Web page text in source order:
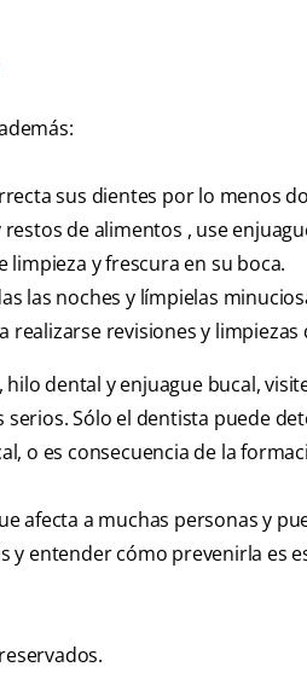
sus dientes por lo menos
de alimentos , use
y frescura en su boca.
las noches y límpielas
revisiones y limpiezas
dental y enjuague bucal,
Sólo el dentista puede
o es consecuencia de la
afecta a muchas personas y
y entender cómo prevenirla es